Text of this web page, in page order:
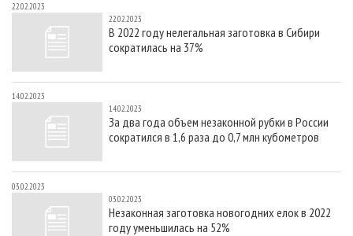
22.02.2023
22.02.2023
В 2022 году нелегальная заготовка в Сибири
сократилась на 37%
14.02.2023
14.02.2023
За два года объем незаконной рубки в России
сократился в 1,6 раза до 0,7 млн кубометров
03.02.2023
03.02.2023
Незаконная заготовка новогодних елок в 2022
году уменьшилась на 52%